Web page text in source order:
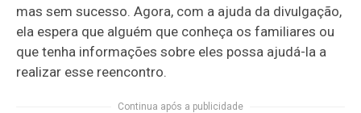
mas sem sucesso. Agora, com a ajuda da divulgação,
ela espera que alguém que conheça os familiares ou
que tenha informações sobre eles possa ajudá-la a
realizar esse reencontro.
Continua após a publicidade